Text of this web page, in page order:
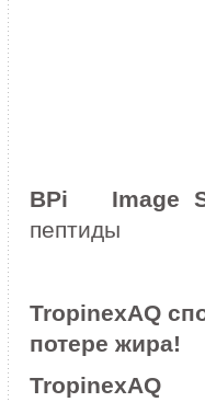
BPi Image
пептиды
TropinexAQ
потере жира!
TropinexAQ